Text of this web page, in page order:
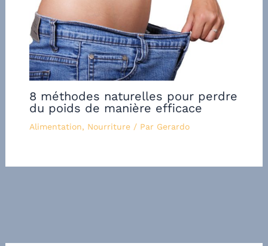
8 méthodes naturelles pour perdre
du poids de manière efficace
Alimentation, Nourriture/ Par Gerardo